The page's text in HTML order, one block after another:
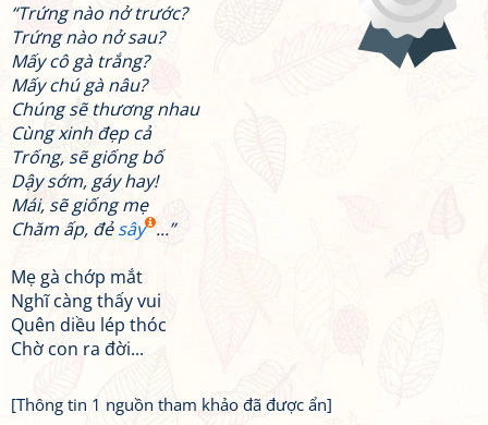
“Trứng nào nở trước?
Trứng nào nở sau?
Mấy cô gà trắng?
Mấy chú gà nâu?
Chúng sẽ thương nhau
Cùng xinh đẹp cả
Trống, sẽ giống bố
Dậy sớm, gáy hay!
Mái, sẽ giống mẹ
Chăm ấp, đẻsây ...”
Mẹ gà chớp mắt
Nghĩ càng thấy vui
Quên diều lép thóc
Chờ con ra đời...
[Thông tin 1 nguồn tham khảo đã được ẩn]